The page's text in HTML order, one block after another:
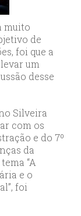
muito
de
foi que a
um
desse
Silveira
com os
e do 7º
da
“A
e o
foi